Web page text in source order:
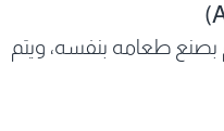
بصنع طعامه بنفسه، ويتم